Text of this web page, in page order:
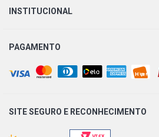
INSTITUCIONAL
PAGAMENTO
SITE SEGURO E RECONHECIMENTO